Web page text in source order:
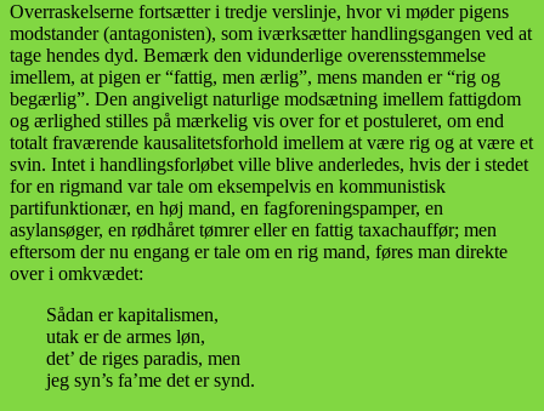
Overraskelserne fortsætter i tredje verslinje, hvor vi møder pigens
modstander (antagonisten), som iværksætter handlingsgangen ved at
tage hendes dyd. Bemærk den vidunderlige overensstemmelse
imellem, at pigen er “fattig, men ærlig”, mens manden er “rig og
begærlig”. Den angiveligt naturlige modsætning imellem fattigdom
og ærlighed stilles på mærkelig vis over for et postuleret, om end
totalt fraværende kausalitetsforhold imellem at være rig og at være et
svin. Intet i handlingsforløbet ville blive anderledes, hvis der i stedet
for en rigmand var tale om eksempelvis en kommunistisk
partifunktionær, en høj mand, en fagforeningspamper, en
asylansøger, en rødhåret tømrer eller en fattig taxachauffør; men
eftersom der nu engang er tale om en rig mand, føres man direkte
over i omkvædet:
Sådan er kapitalismen,
utak er de armes løn,
det’ de riges paradis, men
jeg syn’s fa’me det er synd.